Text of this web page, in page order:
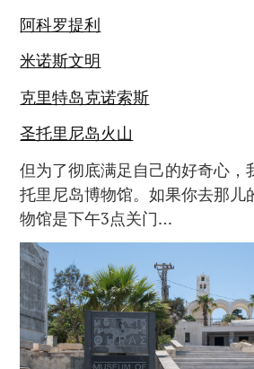
阿科罗提利
米诺斯文明
克里特岛克诺索斯
圣托里尼岛火山
但为了彻底满足自己的好奇心，
托里尼岛博物馆。如果你去那儿
物馆是下午3点关门…